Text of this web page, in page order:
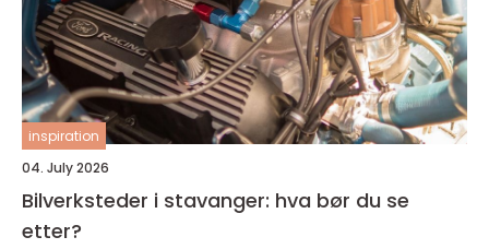
inspiration
04. July 2026
Bilverksteder i stavanger: hva bør du se
etter?